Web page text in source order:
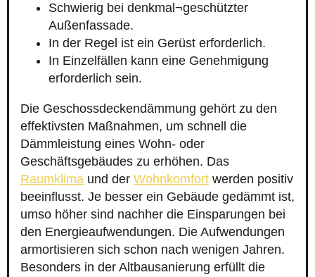
Schwierig bei denkmal¬geschützter
Außenfassade.
In der Regel ist ein Gerüst erforderlich.
In Einzelfällen kann eine Genehmigung
erforderlich sein.
Die Geschossdeckendämmung gehört zu den
effektivsten Maßnahmen, um schnell die
Dämmleistung eines Wohn- oder
Geschäftsgebäudes zu erhöhen. Das
Raumklima und der Wohnkomfort werden positiv
beeinflusst. Je besser ein Gebäude gedämmt ist,
umso höher sind nachher die Einsparungen bei
den Energieaufwendungen. Die Aufwendungen
armortisieren sich schon nach wenigen Jahren.
Besonders in der Altbausanierung erfüllt die